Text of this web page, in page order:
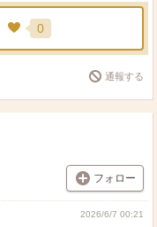
0
通報する
フォロー
2026/6/7 00:21